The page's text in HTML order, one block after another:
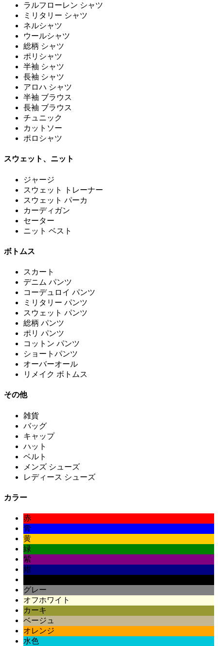
ラルフローレン シャツ
ミリタリー シャツ
ネルシャツ
ウールシャツ
総柄 シャツ
ポリシャツ
半袖 シャツ
長袖 シャツ
アロハ シャツ
半袖 ブラウス
長袖 ブラウス
チュニック
カットソー
ポロシャツ
スウェット、ニット
ジャージ
スウェット トレーナー
スウェット パーカ
カーディガン
セーター
ニット ベスト
ボトムス
スカート
デニム パンツ
コーデュロイ パンツ
ミリタリー パンツ
スウェット パンツ
総柄 パンツ
ポリ パンツ
コットン パンツ
ショートパンツ
オーバーオール
リメイク ボトムス
その他
雑貨
バッグ
キャップ
ハット
ベルト
メンズ シューズ
レディース シューズ
カラー
赤
青
黄
緑
紫
紺
グレー
オフホワイト
カーキ
ベージュ
オレンジ
水色